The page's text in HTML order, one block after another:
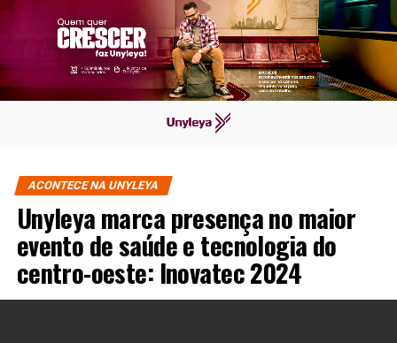
ACONTECE NA UNYLEYA
Unyleya marca presença no maior
evento de saúde e tecnologia do
centro-oeste: Inovatec 2024